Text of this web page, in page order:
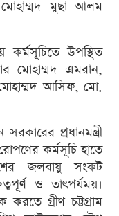
মোহাম্মদ মুছা আলম
কর্মসূচিতে উপস্থিত
মোহাম্মদ এমরান,
আসিফ, মো.
প্রধানমন্ত্রী
কর্মসূচি হাতে
জলবায়ু সংকট
ও তাৎপর্যময়।
গ্রীণ চট্টগ্রাম